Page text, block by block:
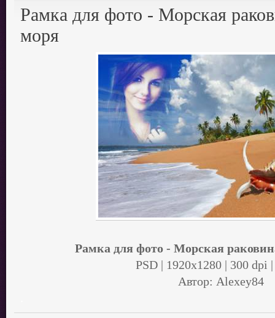
Рамка для фото - Морская
моря
Рамка для фото - Морская
PSD | 1920x1280 | 300 dpi
Автор: Alexey84